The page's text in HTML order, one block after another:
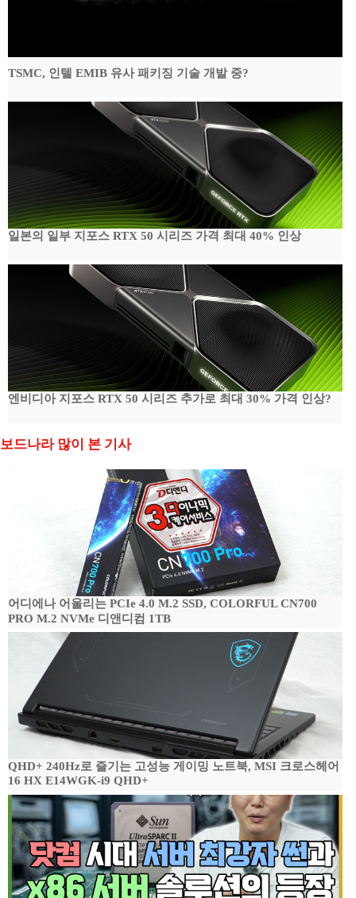
TSMC, 인텔 EMIB 유사 패키징 기술 개발 중?
일본의 일부 지포스 RTX 50 시리즈 가격 최대 40% 인상
엔비디아 지포스 RTX 50 시리즈 추가로 최대 30% 가격 인상?
보드나라 많이 본 기사
어디에나 어울리는 PCIe 4.0 M.2 SSD, COLORFUL CN700
PRO M.2 NVMe 디앤디컴 1TB
QHD+ 240Hz로 즐기는 고성능 게이밍 노트북, MSI 크로스헤어
16 HX E14WGK-i9 QHD+